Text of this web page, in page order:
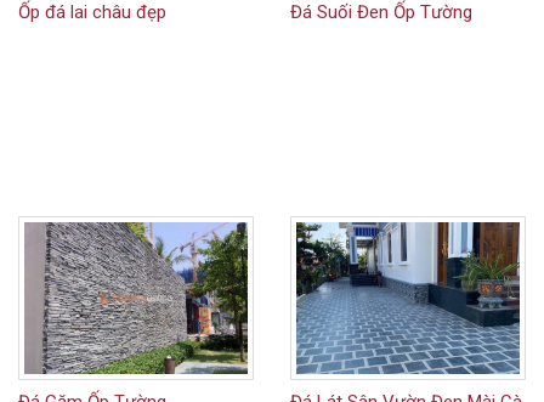
Ốp đá lai châu đẹp Đá Suối Đen Ốp Tường